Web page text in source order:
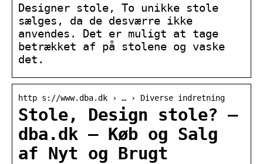
Designer stole, To unikke stole
sælges, da de desværre ikke
anvendes. Det er muligt at tage
betrækket af på stolene og vaske
det.
http s://www.dba.dk › … › Diverse indretning
Stole, Design stole? –
dba.dk – Køb og Salg
af Nyt og Brugt